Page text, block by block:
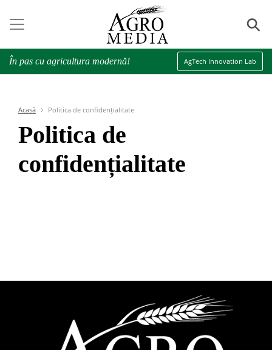
⚲
În pas cu agricultura modernă! AgTech Innovation Lab
Acasă Politica de confidențialitate
Politica de
confidențialitate